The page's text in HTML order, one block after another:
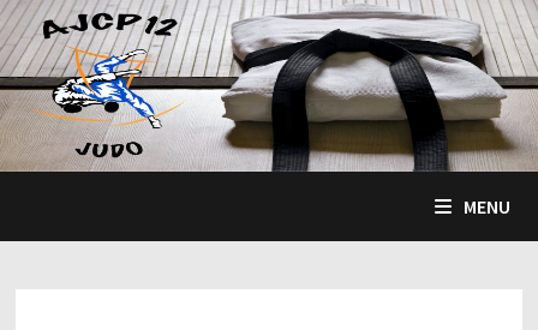
Passer
au
contenu
MENU